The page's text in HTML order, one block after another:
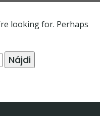
looking for. Perhaps